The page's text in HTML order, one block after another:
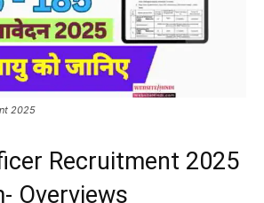
2025
Recruitment 2025
Overviews